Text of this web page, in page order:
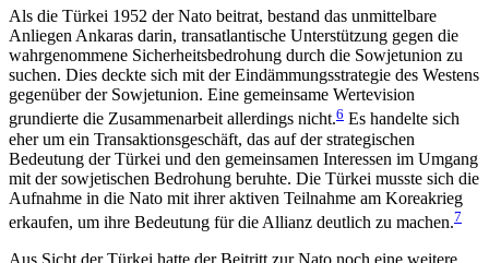
Als die Türkei 1952 der Nato beitrat, bestand das un­mittelbare
Anliegen Ankaras darin, transatlantische Unterstützung gegen die
wahrgenommene Sicherheitsbedrohung durch die Sowjetunion zu
suchen. Dies deckte sich mit der Eindämmungsstrategie des Westens
gegenüber der Sowjetunion. Eine gemeinsame Wertevision
grundierte die Zusammenarbeit allerdings nicht.6 Es handelte sich
eher um ein Trans­aktionsgeschäft, das auf der strategischen
Bedeutung der Türkei und den gemeinsamen Interessen im Um­gang
mit der sowjetischen Bedrohung beruhte. Die Türkei musste sich die
Aufnahme in die Nato mit ihrer aktiven Teilnahme am Koreakrieg
erkaufen, um ihre Bedeutung für die Allianz deutlich zu machen.7
Aus Sicht der Türkei hatte der Beitritt zur Nato noch eine weitere